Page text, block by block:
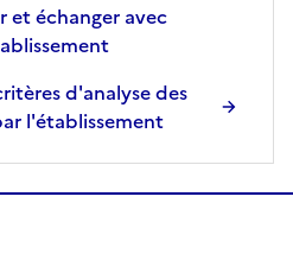
et échanger avec
d'analyse des
l'établissement